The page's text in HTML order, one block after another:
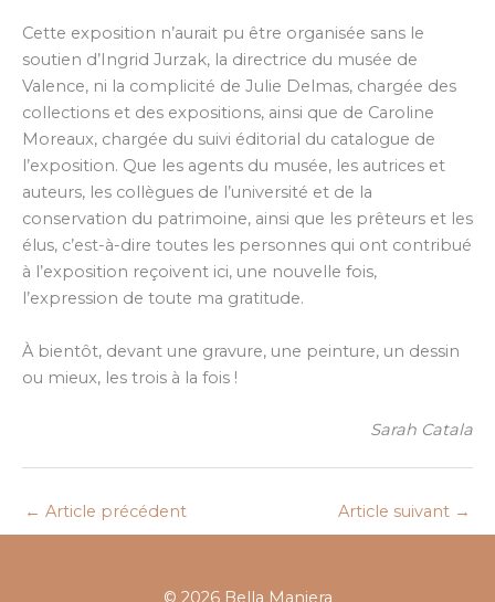
Cette exposition n’aurait pu être organisée sans le
soutien d’Ingrid Jurzak, la directrice du musée de
Valence, ni la complicité de Julie Delmas, chargée des
collections et des expositions, ainsi que de Caroline
Moreaux, chargée du suivi éditorial du catalogue de
l’exposition. Que les agents du musée, les autrices et
auteurs, les collègues de l’université et de la
conservation du patrimoine, ainsi que les prêteurs et les
élus, c’est-à-dire toutes les personnes qui ont contribué
à l’exposition reçoivent ici, une nouvelle fois,
l’expression de toute ma gratitude.
À bientôt, devant une gravure, une peinture, un dessin
ou mieux, les trois à la fois !
Sarah Catala
← Article précédent Article suivant →
© 2026 Bella Maniera